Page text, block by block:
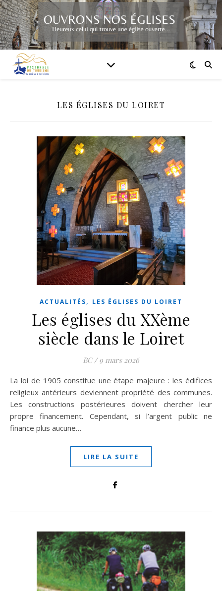
LES ÉGLISES DU LOIRET
ACTUALITÉS, LES ÉGLISES DU LOIRET
Les églises du XXème
siècle dans le Loiret
BC / 9 mars 2026
La loi de 1905 constitue une étape majeure : les édifices
religieux antérieurs deviennent propriété des communes.
Les constructions postérieures doivent chercher leur
propre financement. Cependant, si l’argent public ne
finance plus aucune…
LIRE LA SUITE